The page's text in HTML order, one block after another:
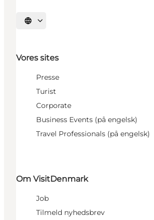
Vælg sprog
Vores sites
Presse
Turist
Corporate
Business Events (på engelsk)
Travel Professionals (på engelsk)
Om VisitDenmark
Job
Tilmeld nyhedsbrev